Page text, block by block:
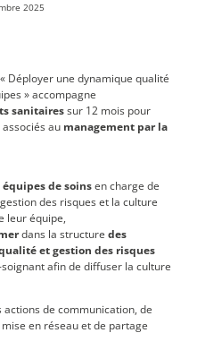
2025
Déployer une dynamique qualité
» accompagne
sanitairessur 12 mois pour
au management par la
de soinsen charge de
des risques et la culture
leur équipe,
dans la structure des
et gestion des risques
afin de diffuser la culture
actions de communication, de
en réseau et de partage